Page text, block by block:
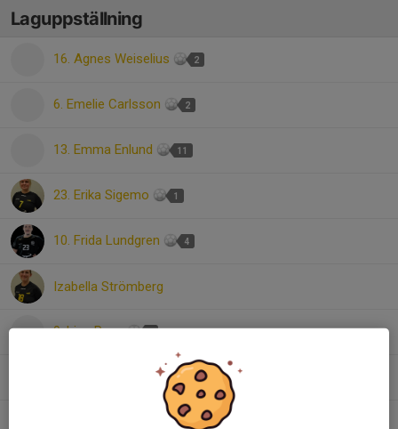
Laguppställning
16. Agnes Weiselius 2
6. Emelie Carlsson 2
13. Emma Enlund 11
23. Erika Sigemo 1
10. Frida Lundgren 4
Izabella Strömberg
9. Lina Regn
16. Liza Tuvesson